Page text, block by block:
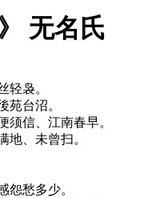
无名氏
轻袅。
苑台沼。
须信、江南春早。
地、未曾扫。
怨愁多少。